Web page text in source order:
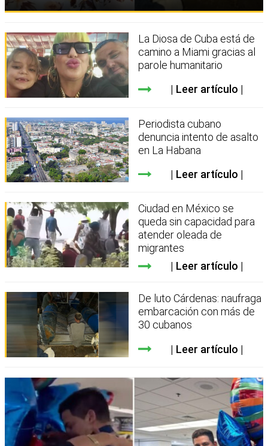
La Diosa de Cuba está de
camino a Miami gracias al
parole humanitario
Leer artículo
Periodista cubano
denuncia intento de asalto
en La Habana
Leer artículo
Ciudad en México se
queda sin capacidad para
atender oleada de
migrantes
Leer artículo
De luto Cárdenas: naufraga
embarcación con más de
30 cubanos
Leer artículo